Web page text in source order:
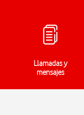
Llamadas y
mensajes